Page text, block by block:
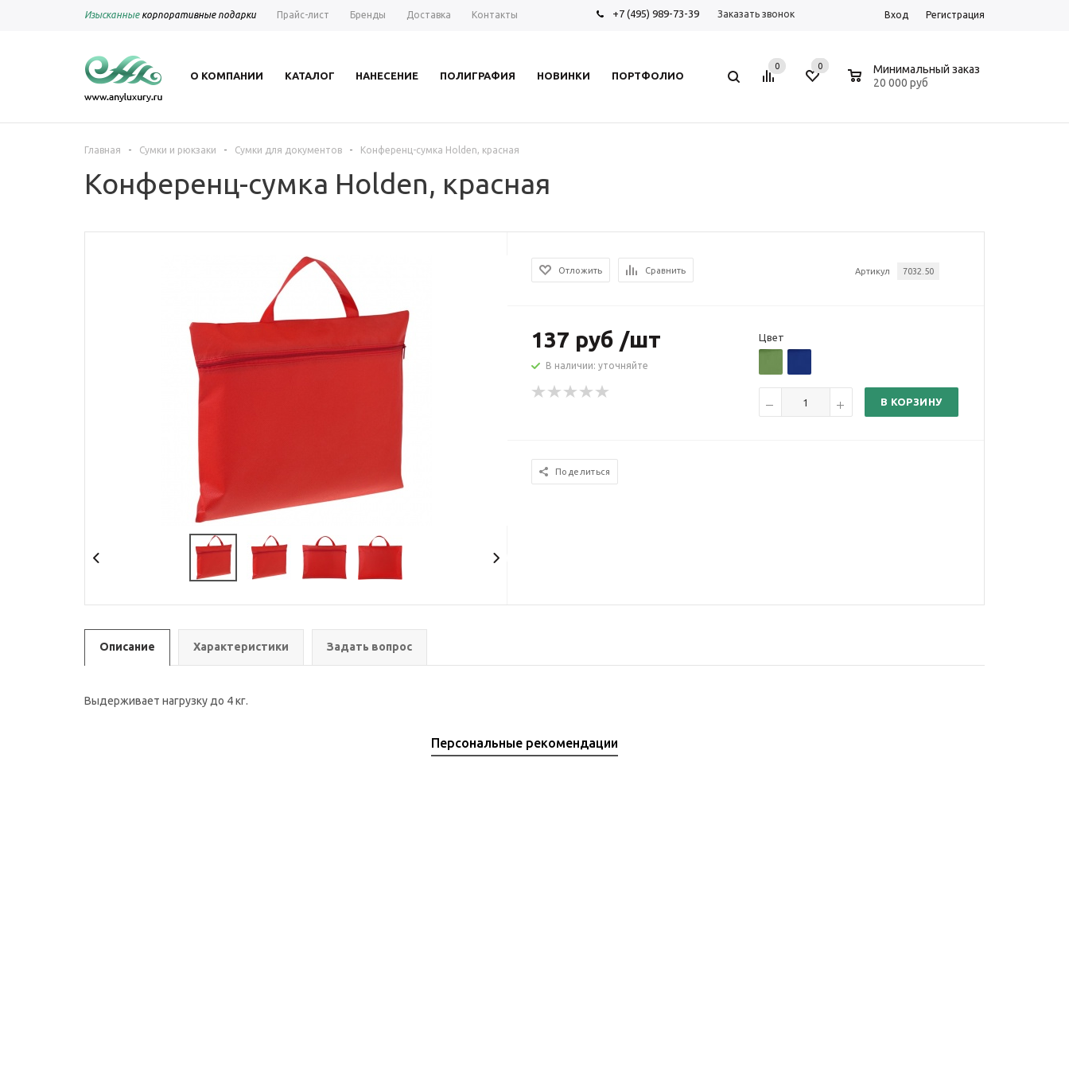
Изысканныекорпоративные подарки Прайс-лист Бренды Доставка Контакты +7 (495) 989-73-39 Заказать звонок Вход Регистрация
О КОМПАНИИ КАТАЛОГ НАНЕСЕНИЕ ПОЛИГРАФИЯ НОВИНКИ ПОРТФОЛИО
0 0
Минимальный заказ
20 000 руб
Главная - Сумки и рюкзаки - Сумки для документов - Конференц-сумка Holden, красная
Конференц-сумка Holden, красная
Артикул 7032.50
Отложить Сравнить
137 руб /шт
В наличии: уточняйте
Цвет
В КОРЗИНУ
Поделиться
Описание Характеристики Задать вопрос
Выдерживает нагрузку до 4 кг.
Персональные рекомендации